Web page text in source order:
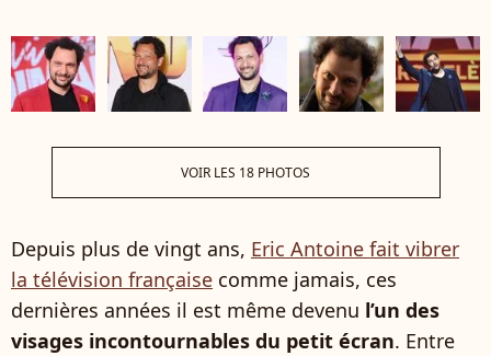
VOIR LES 18 PHOTOS
Depuis plus de vingt ans, Eric Antoine fait vibrer
la télévision française comme jamais, ces
dernières années il est même devenu l’un des
visages incontournables du petit écran. Entre